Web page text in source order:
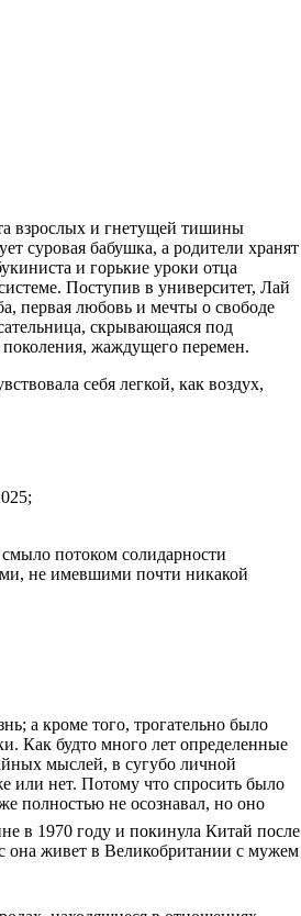
взрослых и гнетущей тишины
суровая бабушка, а родители хранят
и горькие уроки отца
Поступив в университет, Лай
первая любовь и мечты о свободе
скрывающаяся под
жаждущего перемен.
себя легкой, как воздух,
потоком солидарности
не имевшими почти никакой
а кроме того, трогательно было
Как будто много лет определенные
мыслей, в сугубо личной
или нет. Потому что спросить было
полностью не осознавал, но оно
в 1970 году и покинула Китай после
она живет в Великобритании с мужем